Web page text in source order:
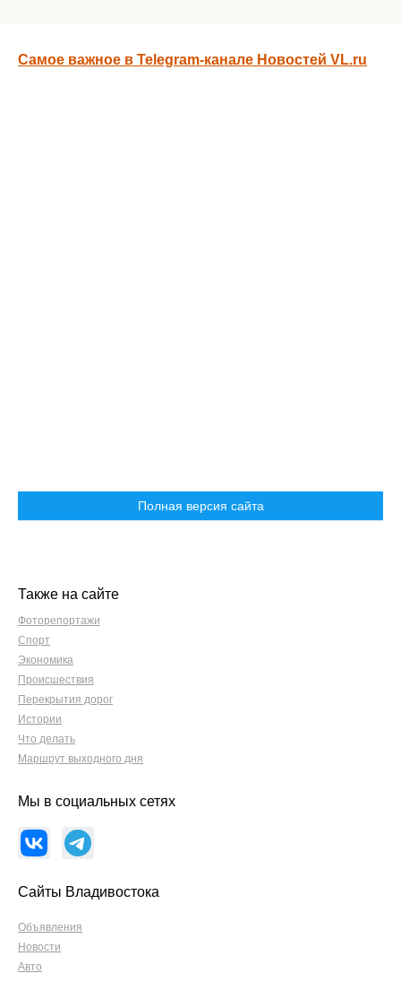
Самое важное в Telegram-канале Новостей VL.ru
Полная версия сайта
Также на сайте
Фоторепортажи
Спорт
Экономика
Происшествия
Перекрытия дорог
Истории
Что делать
Маршрут выходного дня
Мы в социальных сетях
Сайты Владивостока
Объявления
Новости
Авто